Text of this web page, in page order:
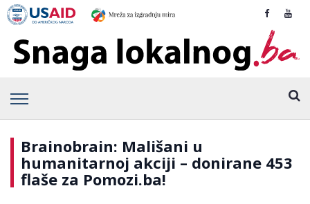
Brainobrain: Mališani u
humanitarnoj akciji – donirane 453
flaše za Pomozi.ba!